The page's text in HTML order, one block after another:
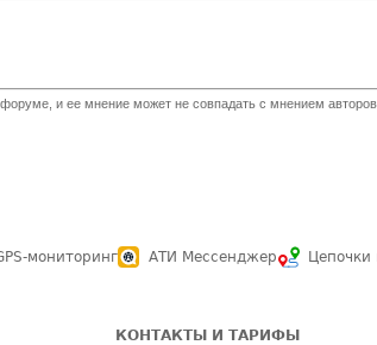
и ее мнение может не совпадать с мнением
мониторинг АТИ Мессенджер Цепочки
КОНТАКТЫ И ТАРИФЫ